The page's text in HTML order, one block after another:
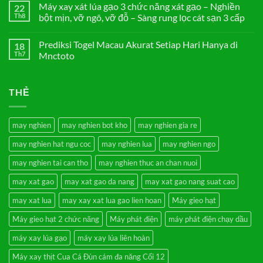
22
Th8
Máy xay xát lúa gạo 3 chức năng xát gạo – Nghiền
bột mịn, vỡ ngô, vỡ đỗ – Sàng rung lọc cát sạn 3 cấp
bình
luận
ở
năng
xát
gạo
–
Nghiền
bột
mịn,
vỡ
ngô,
vỡ
đỗ
–
Sàng
rung
lọc
cát
sạn
3
cấp
18
Th7
Prediksi Togel Macau Akurat Setiap Hari Hanya di
Mnctoto
Macau
Akurat
Setiap
Hari
Hanya
di
Mnctoto
THẺ
may nghien may nghien bot kho
may nghien gia re
may nghien hat ngu coc
may nghien lua
may nghien ngo
may nghien tai can tho
may nghien thuc an chan nuoi
may xat gao
may xat gao da nang
may xat gao nang suat cao
may xat lua
may xay xat lua gao lien hoan
Máy gieo hạt
Máy gieo hạt 2 chức năng
Máy phát điện
máy phát điện chạy dầu
máy xay lúa gạo
máy xay lúa liên hoàn
Máy xay thịt Cua Cá Đùn cám đa năng Cối 12